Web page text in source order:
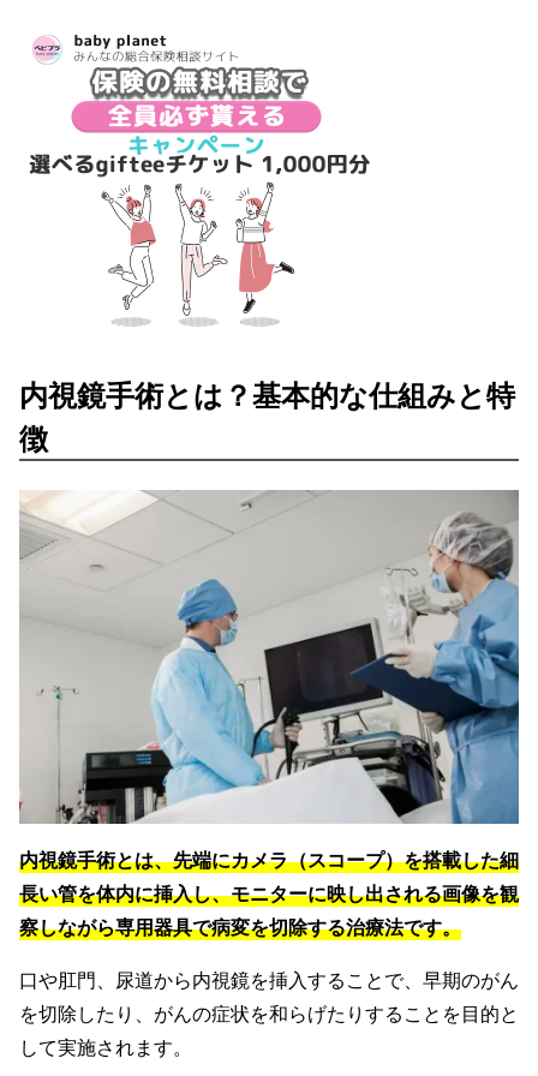
内視鏡手術とは？基本的な仕組みと特
徴
内視鏡手術とは、先端にカメラ（スコープ）を搭載した細
長い管を体内に挿入し、モニターに映し出される画像を観
察しながら専用器具で病変を切除する治療法です。
口や肛門、尿道から内視鏡を挿入することで、早期のがん
を切除したり、がんの症状を和らげたりすることを目的と
して実施されます。